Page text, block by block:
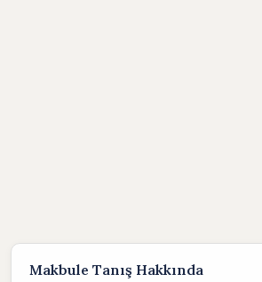
Makbule Tanış Hakkında